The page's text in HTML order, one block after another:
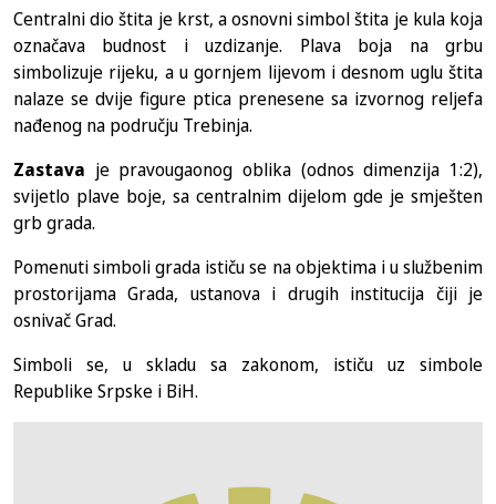
Centralni dio štita je krst, a osnovni simbol štita je kula koja
označava budnost i uzdizanje. Plava boja na grbu
simbolizuje rijeku, a u gornjem lijevom i desnom uglu štita
nalaze se dvije figure ptica prenesene sa izvornog reljefa
nađenog na području Trebinja.
Zastava je pravougaonog oblika (odnos dimenzija 1:2),
svijetlo plave boje, sa centralnim dijelom gde je smješten
grb grada.
Pomenuti simboli grada ističu se na objektima i u službenim
prostorijama Grada, ustanova i drugih institucija čiji je
osnivač Grad.
Simboli se, u skladu sa zakonom, ističu uz simbole
Republike Srpske i BiH.